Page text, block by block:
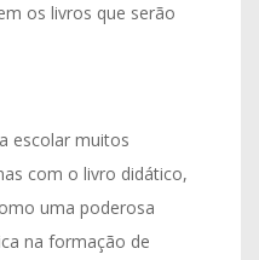
os livros que serão
escolar muitos
com o livro didático,
uma poderosa
na formação de